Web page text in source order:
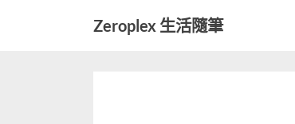
Zeroplex 生活隨筆